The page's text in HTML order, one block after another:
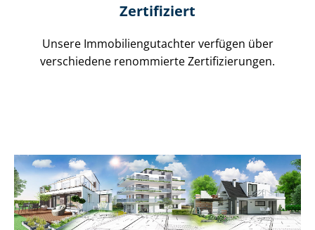
Zertifiziert
Unsere Immobilien­gutachter verfügen über
verschiedene renommierte Zer­ti­fi­zie­run­gen.